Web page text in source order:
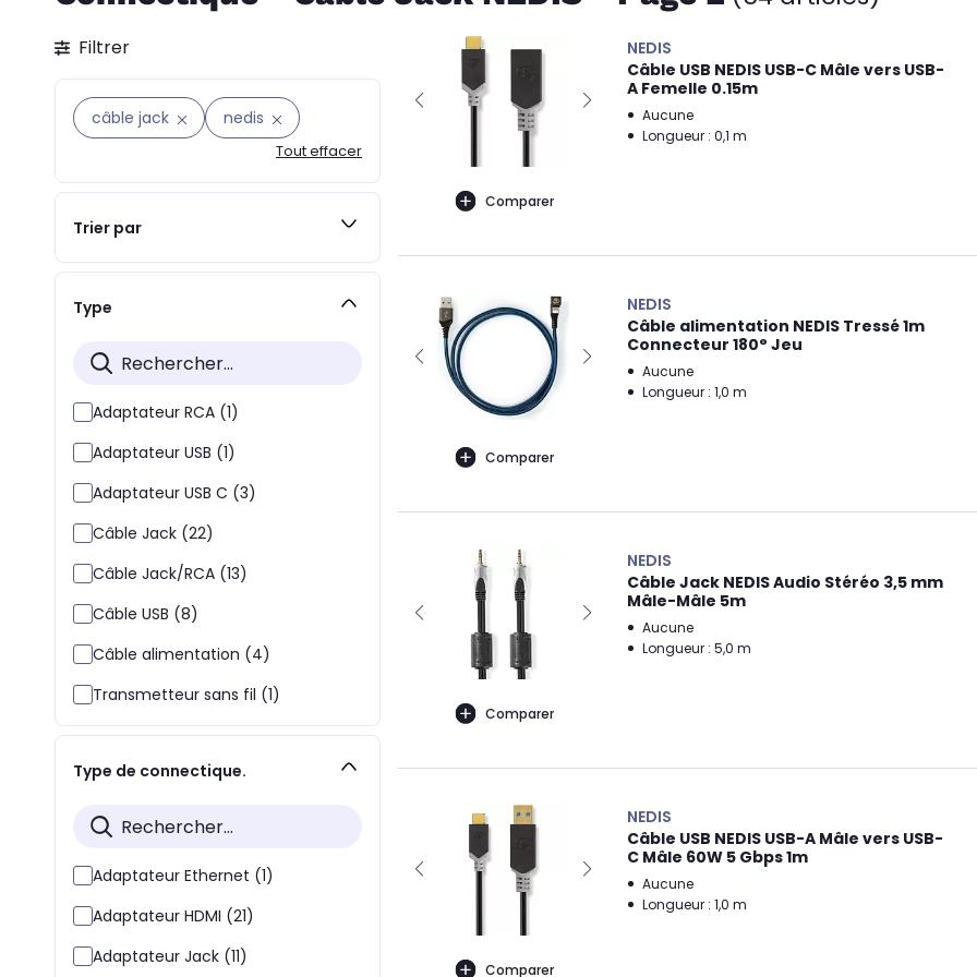
Filtrer
câble jack nedis
Tout effacer
Trier par
Type
Adaptateur RCA (1)
Adaptateur USB (1)
Adaptateur USB C (3)
Câble Jack (22)
Câble Jack/RCA (13)
Câble USB (8)
Câble alimentation (4)
Transmetteur sans fil (1)
Type de connectique.
Adaptateur Ethernet (1)
Adaptateur HDMI (21)
Adaptateur Jack (11)
Comparer
NEDIS
Câble USB NEDIS USB-C Mâle vers USB-
A Femelle 0.15m
Aucune
Longueur : 0,1 m
Comparer
NEDIS
Câble alimentation NEDIS Tressé 1m
Connecteur 180° Jeu
Aucune
Longueur : 1,0 m
Comparer
NEDIS
Câble Jack NEDIS Audio Stéréo 3,5 mm
Mâle-Mâle 5m
Aucune
Longueur : 5,0 m
Comparer
NEDIS
Câble USB NEDIS USB-A Mâle vers USB-
C Mâle 60W 5 Gbps 1m
Aucune
Longueur : 1,0 m